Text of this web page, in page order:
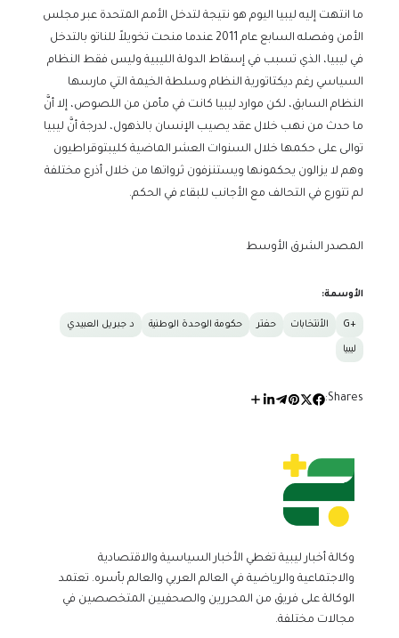
ما انتهت إليه ليبيا اليوم هو نتيجة لتدخل الأمم المتحدة عبر مجلس
الأمن وفصله السابع عام 2011 عندما منحت تخويلاً للناتو بالتدخل
في ليبيا، الذي تسبب في إسقاط الدولة الليبية وليس فقط النظام
السياسي رغم ديكتاتورية النظام وسلطة الخيمة التي مارسها
النظام السابق، لكن موارد ليبيا كانت في مأمن من اللصوص، إلا أنَّ
ما حدث من نهب خلال عقد يصيب الإنسان بالذهول، لدرجة أنَّ ليبيا
توالى على حكمها خلال السنوات العشر الماضية كليبتوقراطيون
وهم لا يزالون يحكمونها ويستنزفون ثرواتها من خلال أذرع مختلفة
لم تتورع في التحالف مع الأجانب للبقاء في الحكم.
المصدر الشرق الأوسط
الأوسمة:
+G الأنتخابات حفتر حكومة الوحدة الوطنية د جبريل العبيدي
ليبيا
Shares:
وكالة أخبار ليبية تغطي الأخبار السياسية والاقتصادية
والاجتماعية والرياضية في العالم العربي والعالم بأسره. تعتمد
الوكالة على فريق من المحررين والصحفيين المتخصصين في
مجالات مختلفة.